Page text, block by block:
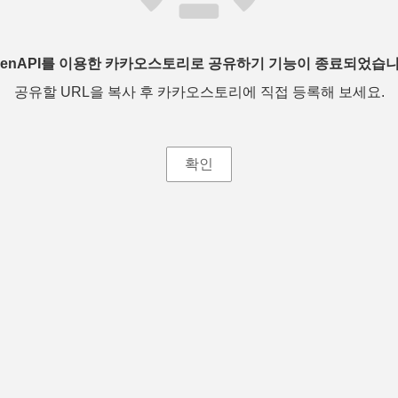
를 이용한 카카오스토리로 공유하기 기능이 종료되었습
공유할 URL을 복사 후 카카오스토리에 직접 등록해 보세요.
확인